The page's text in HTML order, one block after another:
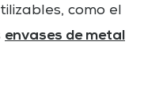
como el
envases de metal